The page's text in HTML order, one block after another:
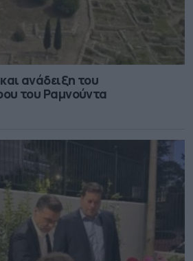
ανάδειξη του
του Ραμνούντα